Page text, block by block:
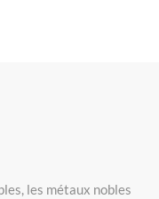
les métaux nobles